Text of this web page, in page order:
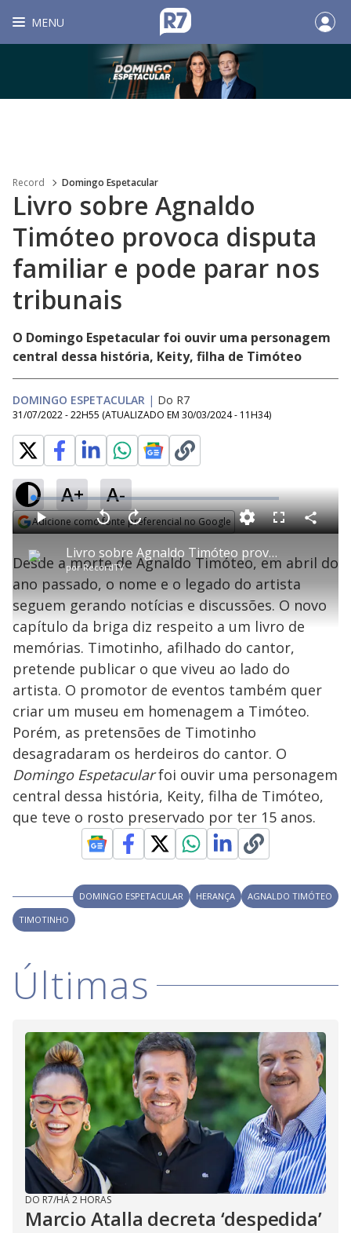
MENU
Record Domingo Espetacular
Livro sobre Agnaldo
Timóteo provoca disputa
familiar e pode parar nos
tribunais
O Domingo Espetacular foi ouvir uma personagem
central dessa história, Keity, filha de Timóteo
DOMINGO ESPETACULAR | Do R7
31/07/2022 - 22H55 (ATUALIZADO EM 30/03/2024 - 11H34)
A+ A-
Adicione como fonte preferencial no Google
P
l
a
y
V
i
d
e
Livro sobre Agnaldo Timóteo provoca disputa familiar e pode parar nos tribunais
porRecordTV
P V
t
a
r
0
e
g
n
d
s
A
n
a
1
s
e
u
n
d
o
s
M
u
d
o
L
o
a
d
e
:
1
.
4
0
%
F
s
c
e
n
C
o
a
r
a
Desde a morte de Agnaldo Timóteo, em abril do
ano passado, o nome e o legado do artista
seguem gerando notícias e discussões. O novo
capítulo da briga diz respeito a um livro de
memórias. Timotinho, afilhado do cantor,
pretende publicar o que viveu ao lado do
artista. O promotor de eventos também quer
criar um museu em homenagem a Timóteo.
Porém, as pretensões de Timotinho
desagradaram os herdeiros do cantor. O
Domingo Espetacularfoi ouvir uma personagem
central dessa história, Keity, filha de Timóteo,
que teve o rosto preservado por ter 15 anos.
DOMINGO ESPETACULAR HERANÇA
AGNALDO TIMÓTEO
TIMOTINHO
Últimas
DO R7/HÁ 2 HORAS
Marcio Atalla decreta ‘despedida’